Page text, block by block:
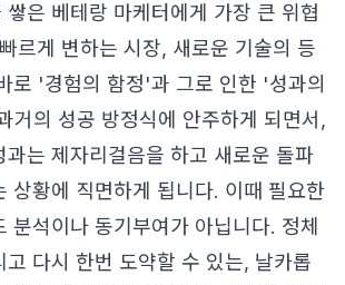
쌓은 베테랑 마케터에게 가장 큰 위협
르게 변하는 시장, 새로운 기술의 등
로 '경험의 함정'과 그로 인한 '성과의
거의 성공 방정식에 안주하게 되면서,
과는 제자리걸음을 하고 새로운 돌파
상황에 직면하게 됩니다. 이때 필요한
분석이나 동기부여가 아닙니다. 정체
고 다시 한번 도약할 수 있는, 날카롭